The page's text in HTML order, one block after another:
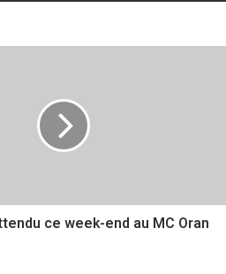
ce week-end au MC Oran